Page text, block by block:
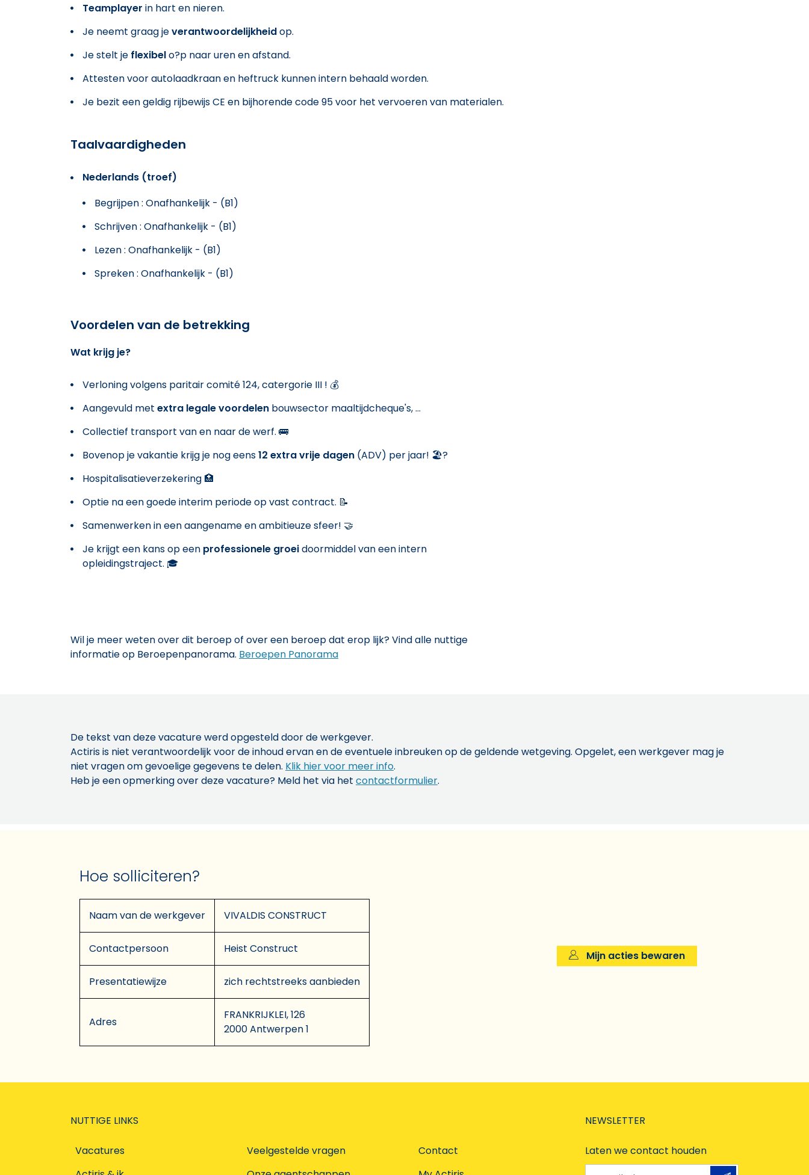
Teamplayer in hart en nieren.
Je neemt graag jeverantwoordelijkheidop.
Je stelt je flexibelo?p naar uren en afstand.
Attesten voor autolaadkraan en heftruck kunnen intern behaald worden.
Je bezit een geldig rijbewijs CE en bijhorende code 95 voor het vervoeren van materialen.
Taalvaardigheden
Nederlands (troef)
Begrijpen : Onafhankelijk - (B1)
Schrijven : Onafhankelijk - (B1)
Lezen : Onafhankelijk - (B1)
Spreken : Onafhankelijk - (B1)
Voordelen van de betrekking
Wat krijg je?
Verloning volgens paritair comité 124, catergorie III ! 💰
Aangevuld met extra legale voordelen bouwsector maaltijdcheque's, ...
Collectief transport van en naar de werf. 🚌
Bovenop je vakantie krijg je nog eens12 extra vrije dagen (ADV) per jaar! 🏖?
Hospitalisatieverzekering 🏥
Optie na een goede interim periode op vast contract. 📝
Samenwerken in een aangename en ambitieuze sfeer! 🤝
Je krijgt een kans op een professionele groeidoormiddel van een intern
opleidingstraject. 🎓
Wil je meer weten over dit beroep of over een beroep dat erop lijk? Vind alle nuttige
informatie op Beroepenpanorama. Beroepen Panorama
De tekst van deze vacature werd opgesteld door de werkgever.
Actiris is niet verantwoordelijk voor de inhoud ervan en de eventuele inbreuken op de geldende wetgeving. Opgelet, een werkgever mag je
niet vragen om gevoelige gegevens te delen. Klik hier voor meer info.
Heb je een opmerking over deze vacature? Meld het via het contactformulier.
Hoe solliciteren?
Naam van de werkgever VIVALDIS CONSTRUCT
Contactpersoon Heist Construct
Presentatiewijze zich rechtstreeks aanbieden
Adres
FRANKRIJKLEI, 126
2000 Antwerpen 1
Mijn acties bewaren
NUTTIGE LINKS
Vacatures
Veelgestelde vragen
Contact
NEWSLETTER
Laten we contact houden
e-mailadres